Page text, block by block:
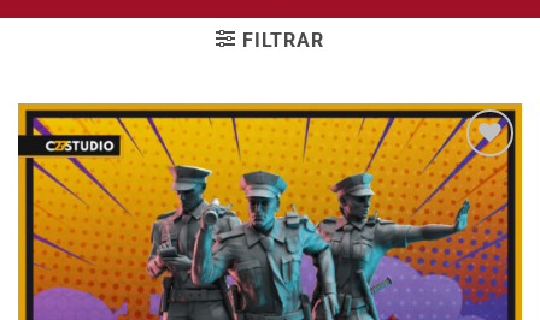
FILTRAR
Añadir
a la
lista de
deseos